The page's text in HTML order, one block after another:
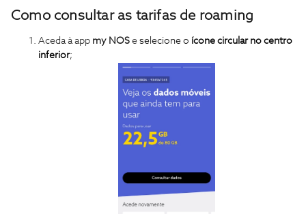
Como consultar as tarifas de roaming
Aceda à app my NOS e se lecione o ícone circular no centro
inferior;